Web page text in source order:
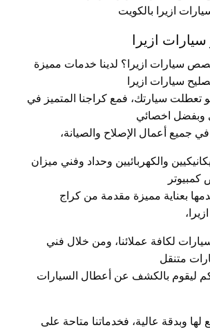
ازيرا بالكويت
ازيرا
سيارات ازيرا؟ لدينا خدمات مميزة
سيارات ازيرا
لو تعطلت سيارتك، فمع كراجنا المتميز في
وبفضل اخصائي
جميع أعمال الإصلاح والصيانة،
والكهربائيين وحداد وفني ميزان
بعناية مميزة مقدمة من كراج
لكافة عملائنا، ومن خلال فني
متنقل
ليقوم بالكشف عن أعطال السيارات
لها وبدقة عالية، فخدماتنا متاحة على